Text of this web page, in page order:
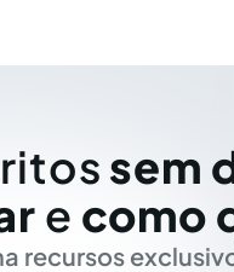
sem
e como
recursos